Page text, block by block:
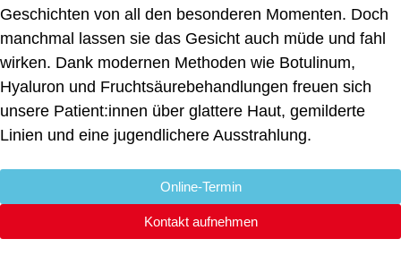
Geschichten von all den besonderen Momenten. Doch
manchmal lassen sie das Gesicht auch müde und fahl
wirken. Dank modernen Methoden wie Botulinum,
Hyaluron und Fruchtsäurebehandlungen freuen sich
unsere Patient:innen über glattere Haut, gemilderte
Linien und eine jugendlichere Ausstrahlung.
Online-Termin
Kontakt aufnehmen